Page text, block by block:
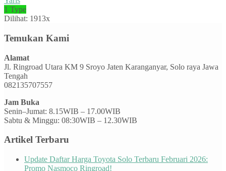
1 Type
Dilihat: 1913x
Temukan Kami
Alamat
Jl. Ringroad Utara KM 9 Sroyo Jaten Karanganyar, Solo raya Jawa
Tengah
082135707557
Jam Buka
Senin–Jumat: 8.15WIB – 17.00WIB
Sabtu & Minggu: 08:30WIB – 12.30WIB
Artikel Terbaru
Update Daftar Harga Toyota Solo Terbaru Februari 2026:
Promo Nasmoco Ringroad!